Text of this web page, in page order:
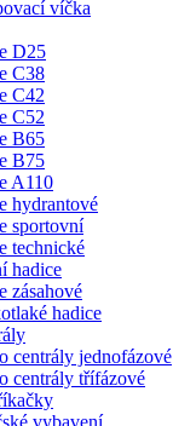
víčka
D25
C38
C42
C52
B65
B75
A110
hydrantové
sportovní
technické
hadice
zásahové
hadice
centrály jednofázové
centrály třífázové
vybavení